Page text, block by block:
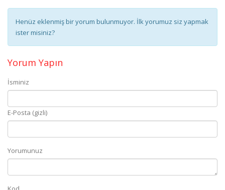
Henüz eklenmiş bir yorum bulunmuyor. İlk yorumuz siz yapmak
ister misiniz?
Yorum Yapın
İsminiz
E-Posta (gizli)
Yorumunuz